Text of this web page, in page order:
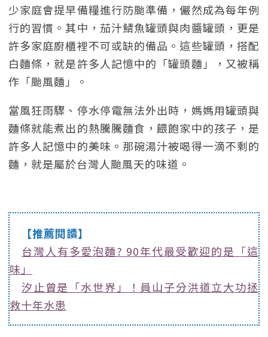
少家庭會提早備糧進行防颱準備，儼然成為每年例
行的習慣。其中，茄汁鯖魚罐頭與肉醬罐頭，更是
許多家庭廚櫃裡不可或缺的備品。這些罐頭，搭配
白麵條，就是許多人記憶中的「罐頭麵」，又被稱
作「颱風麵」。
當風狂雨驟、停水停電無法外出時，媽媽用罐頭與
麵條就能煮出的熱騰騰麵食，餵飽家中的孩子，是
許多人記憶中的美味。那碗湯汁被喝得一滴不剩的
麵，就是屬於台灣人颱風天的味道。
【推薦閱讀】
台灣人有多愛泡麵? 90年代最受歡迎的是「這
味」
汐止曾是「水世界」！員山子分洪道立大功拯
救十年水患